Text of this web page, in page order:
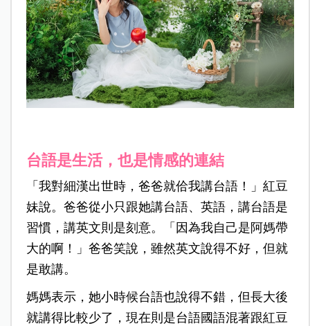
台語是生活，也是情感的連結
「我對細漢出世時，爸爸就佮我講台語！」紅豆
妹說。爸爸從小只跟她講台語、英語，講台語是
習慣，講英文則是刻意。「因為我自己是阿媽帶
大的啊！」爸爸笑說，雖然英文說得不好，但就
是敢講。
媽媽表示，她小時候台語也說得不錯，但長大後
就講得比較少了，現在則是台語國語混著跟紅豆